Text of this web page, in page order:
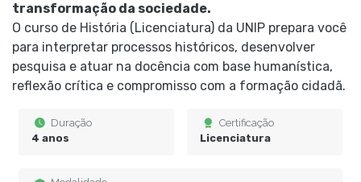
transformação da sociedade.
O curso de História (Licenciatura) da UNIP prepara você
para interpretar processos históricos, desenvolver
pesquisa e atuar na docência com base humanística,
reflexão crítica e compromisso com a formação cidadã.
Duração
4 anos
Certificação
Licenciatura